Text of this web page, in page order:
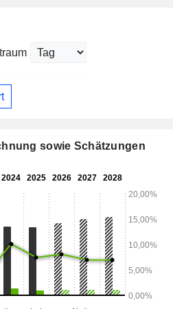
sowie Schätzungen